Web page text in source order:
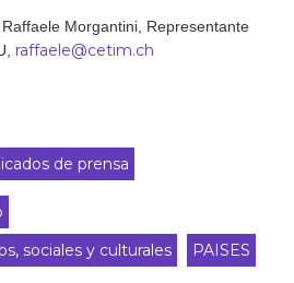
Raffaele Morgantini, Representante
raffaele@cetim.ch
de prensa
sociales y culturales
PAISES